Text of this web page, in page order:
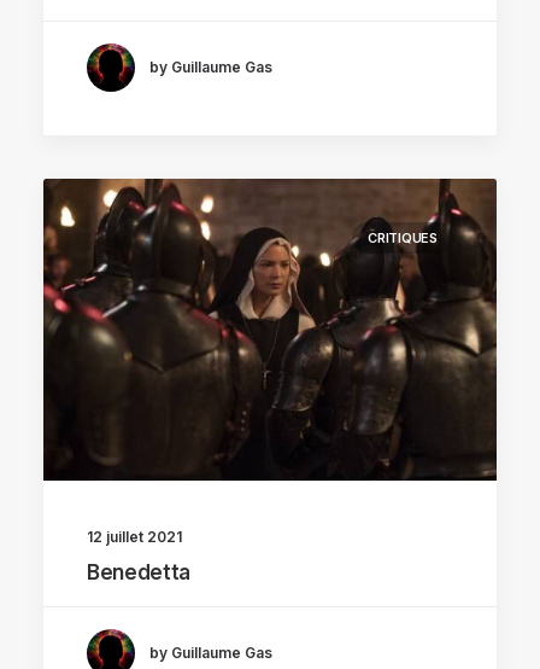
by Guillaume Gas
CRITIQUES
12 juillet 2021
Benedetta
by Guillaume Gas